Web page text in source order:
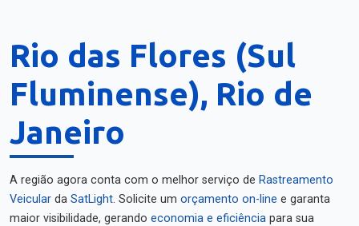
Rio das Flores (Sul
Fluminense), Rio de
Janeiro
A região agora conta com o melhor serviço de Rastreamento
Veicular da SatLight. Solicite um orçamento on-line e garanta
maior visibilidade, gerando economia e eficiência para sua